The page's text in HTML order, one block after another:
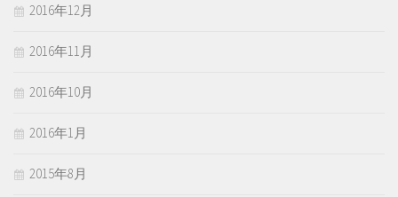
2016年12月
2016年11月
2016年10月
2016年1月
2015年8月